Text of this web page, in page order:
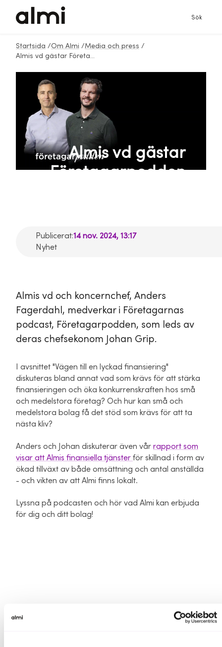
Sök
Startsida /Om Almi /Media och press /
Almis vd gästar Företagarpodden
Almis vd gästar
Företagarpodden
Publicerat:14 nov. 2024, 13:17
Nyhet
Almis vd och koncernchef, Anders
Fagerdahl, medverkar i Företagarnas
podcast, Företagarpodden, som leds av
deras chefsekonom Johan Grip.
I avsnittet "Vägen till en lyckad finansiering"
diskuteras bland annat vad som krävs för att stärka
finansieringen och öka konkurrenskraften hos små
och medelstora företag? Och hur kan små och
medelstora bolag få det stöd som krävs för att ta
nästa kliv?
Anders och Johan diskuterar även vår rapport som
visar att Almis finansiella tjänster för skillnad i form av
ökad tillväxt av både omsättning och antal anställda
- och vikten av att Almi finns lokalt.
Lyssna på podcasten och hör vad Almi kan erbjuda
för dig och ditt bolag!